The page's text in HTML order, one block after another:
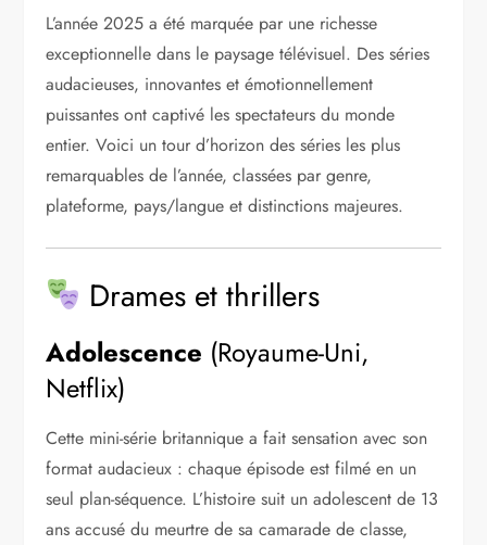
L’année 2025 a été marquée par une richesse
exceptionnelle dans le paysage télévisuel. Des séries
audacieuses, innovantes et émotionnellement
puissantes ont captivé les spectateurs du monde
entier. Voici un tour d’horizon des séries les plus
remarquables de l’année, classées par genre,
plateforme, pays/langue et distinctions majeures.
Drames et thrillers
Adolescence (Royaume-Uni,
Netflix)
Cette mini-série britannique a fait sensation avec son
format audacieux : chaque épisode est filmé en un
seul plan-séquence. L’histoire suit un adolescent de 13
ans accusé du meurtre de sa camarade de classe,